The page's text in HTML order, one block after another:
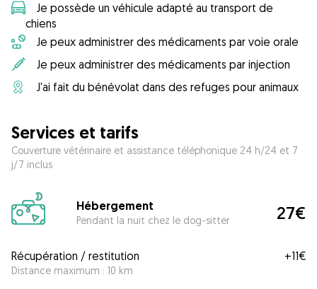
Je possède un véhicule adapté au transport de
chiens
Je peux administrer des médicaments par voie orale
Je peux administrer des médicaments par injection
J'ai fait du bénévolat dans des refuges pour animaux
Services et tarifs
Couverture vétérinaire et assistance téléphonique 24 h/24 et 7
j/7 inclus
Hébergement
Pendant la nuit chez le dog-sitter 27€
Récupération / restitution
Distance maximum : 10 km
+11€